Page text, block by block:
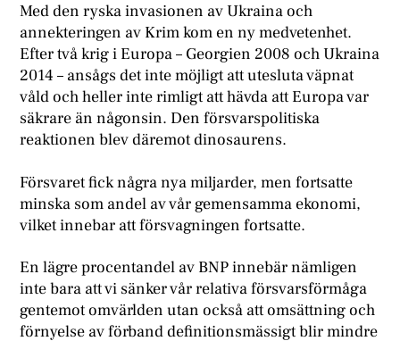
Med den ryska invasionen av Ukraina och
annekteringen av Krim kom en ny medvetenhet.
Efter två krig i Europa – Georgien 2008 och Ukraina
2014 – ansågs det inte möjligt att utesluta väpnat
våld och heller inte rimligt att hävda att Europa var
säkrare än någonsin. Den försvarspolitiska
reaktionen blev däremot dinosaurens.
Försvaret fick några nya miljarder, men fortsatte
minska som andel av vår gemensamma ekonomi,
vilket innebar att försvagningen fortsatte.
En lägre procentandel av BNP innebär nämligen
inte bara att vi sänker vår relativa försvarsförmåga
gentemot omvärlden utan också att omsättning och
förnyelse av förband definitionsmässigt blir mindre